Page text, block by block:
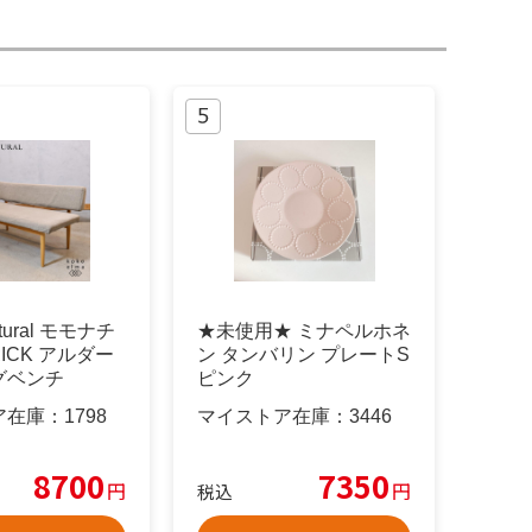
モモナチ
アルダー
ベンチ
庫： 1798
8700円
★未使用★ ミナペルホネ
ン タンバリン プレートS
ピンク
マイストア在庫： 3446
税込 7350円